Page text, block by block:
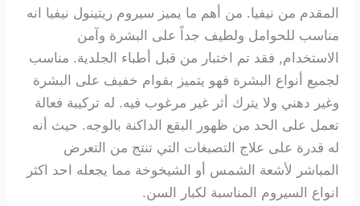
المقدم من نيفيا. من أهم ما يميز سيروم ريتينول نيفيا انه
مناسب للحوامل ولطيف جداً على البشرة وآمن
الاستخدام, فقد تم اختبار من قبل أطباء الجلدية. مناسب
لجميع أنواع البشرة فهو يتميز بقوام خفيف على البشرة
وغير دهني ولا يترك أثر غير مرغوب فيه. له تركيبة فعالة
تعمل على الحد من ظهور البقع الداكنة بالوجه. حيث أنه
له قدرة على علاج التصبغات التي تنتج من التعرض
المباشر لأشعة الشمس أو الشيخوخة مما يجعله احد اكثر
انواع السيروم المناسبة لكبار السن.